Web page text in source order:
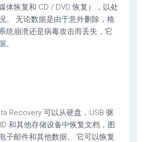
体恢复和 CD / DVD 恢复），以处
。 无论数据是由于意外删除，格
统崩溃还是病毒攻击而丢失，它
。
Recovery 可以从硬盘，USB 驱
和其他存储设备中恢复文档，图
子邮件和其他数据。 它可以恢复